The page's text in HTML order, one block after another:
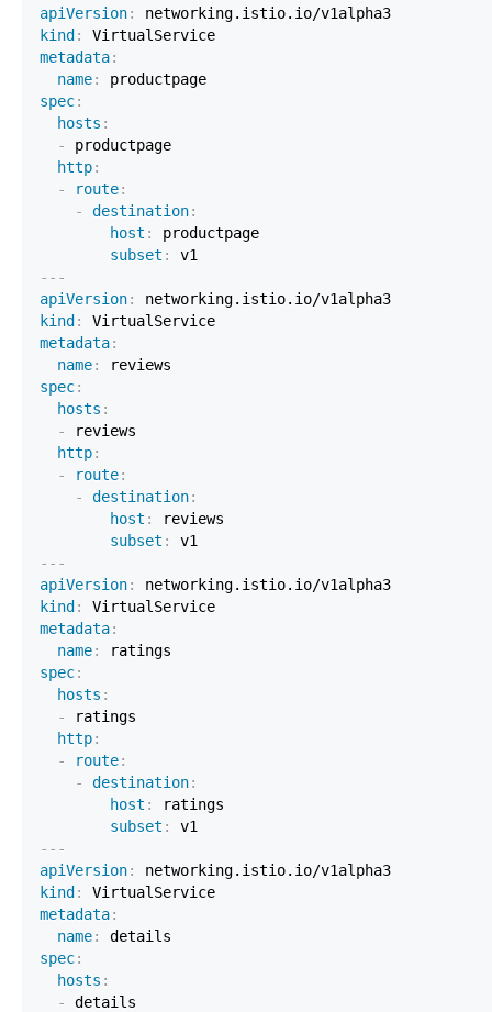
apiVersion:
kind :
metadata:
name:
spec:
hosts :
-
http:
-
route:
-
destination:
host :
subset :
---
apiVersion:
kind :
metadata:
name:
spec:
hosts :
-
http:
-
route:
-
destination:
host :
subset :
---
apiVersion:
kind :
metadata:
name:
spec:
hosts :
-
http:
-
route:
-
destination:
host :
subset :
---
apiVersion:
kind :
metadata:
name:
spec:
hosts :
-